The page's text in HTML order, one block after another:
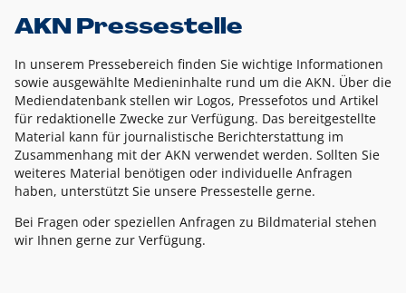
AKN Pressestelle
In unserem Pressebereich finden Sie wichtige Informationen
sowie ausgewählte Medieninhalte rund um die AKN. Über die
Mediendatenbank stellen wir Logos, Pressefotos und Artikel
für redaktionelle Zwecke zur Verfügung. Das bereitgestellte
Material kann für journalistische Berichterstattung im
Zusammenhang mit der AKN verwendet werden. Sollten Sie
weiteres Material benötigen oder individuelle Anfragen
haben, unterstützt Sie unsere Pressestelle gerne.
Bei Fragen oder speziellen Anfragen zu Bildmaterial stehen
wir Ihnen gerne zur Verfügung.